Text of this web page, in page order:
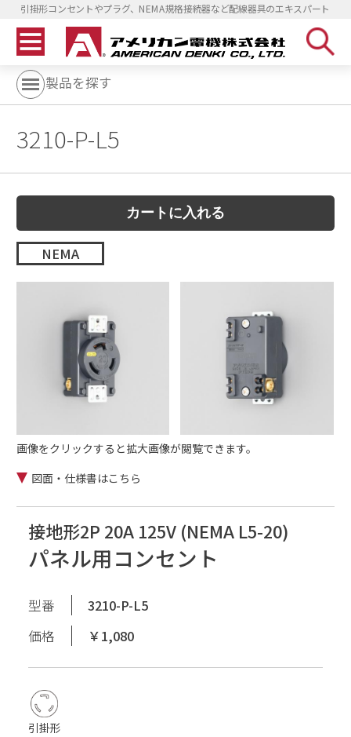
引掛形コンセントやプラグ、NEMA規格接続器など配線器具のエキスパート
製品を探す
3210-P-L5
NEMA
画像をクリックすると拡大画像が閲覧できます。
図面・仕様書はこちら
接地形2P 20A 125V (NEMA L5-20)
パネル用コンセント
型番
3210-P-L5
価格
￥1,080
引掛形